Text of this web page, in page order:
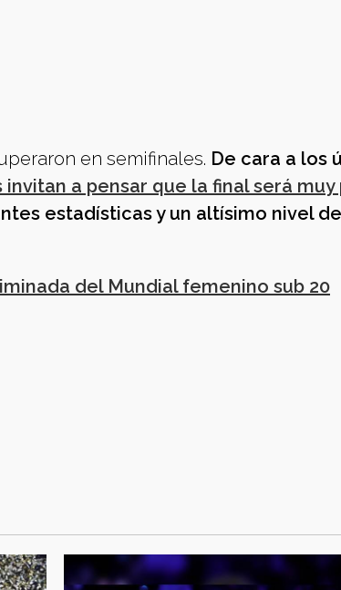
en semifinales. De cara a los
a pensar que la final será muy
estadísticas y un altísimo nivel
del Mundial femenino sub 20